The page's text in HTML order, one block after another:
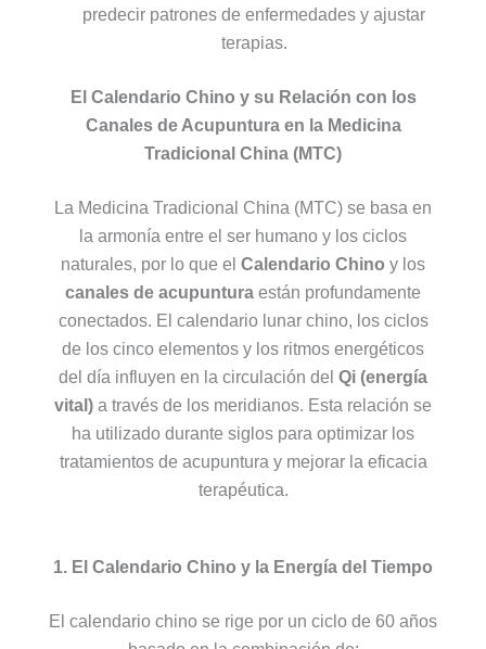
predecir patrones de enfermedades y ajustar
terapias.
El Calendario Chino y su Relación con los
Canales de Acupuntura en la Medicina
Tradicional China (MTC)
La Medicina Tradicional China (MTC) se basa en
la armonía entre el ser humano y los ciclos
naturales, por lo que el Calendario Chino y los
canales de acupuntura están profundamente
conectados. El calendario lunar chino, los ciclos
de los cinco elementos y los ritmos energéticos
del día influyen en la circulación del Qi (energía
vital) a través de los meridianos. Esta relación se
ha utilizado durante siglos para optimizar los
tratamientos de acupuntura y mejorar la eficacia
terapéutica.
1. El Calendario Chino y la Energía del Tiempo
El calendario chino se rige por un ciclo de 60 años